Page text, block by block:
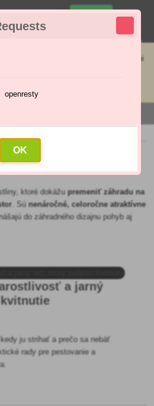
openresty
OK
môžu líšiť od cien v kamennej predajni
do 30 min na základe
zatvorená.
Menu
Okrasné trávy
ktoré dokážupremeniť záhradu na
. Súnenáročné, celoročne atraktívne
do záhradného dizajnu pohyb aj
a jarný
ju strihať a prečo sa nebáť
rady pre pestovanie a